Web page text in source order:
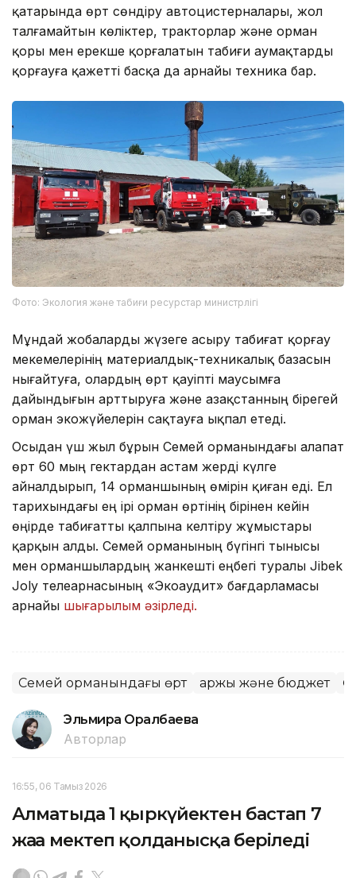
қатарында өрт сөндіру автоцистерналары, жол
талғамайтын көліктер, тракторлар және орман
қоры мен ерекше қорғалатын табиғи аумақтарды
қорғауға қажетті басқа да арнайы техника бар.
Фото: Экология және табиғи ресурстар министрлігі
Мұндай жобаларды жүзеге асыру табиғат қорғау
мекемелерінің материалдық-техникалық базасын
нығайтуға, олардың өрт қауіпті маусымға
дайындығын арттыруға және Қазақстанның бірегей
орман экожүйелерін сақтауға ықпал етеді.
Осыдан үш жыл бұрын Семей орманындағы алапат
өрт 60 мың гектардан астам жерді күлге
айналдырып, 14 орманшының өмірін қиған еді. Ел
тарихындағы ең ірі орман өртінің бірінен кейін
өңірде табиғатты қалпына келтіру жұмыстары
қарқын алды. Семей орманының бүгінгі тынысы
мен орманшылардың жанкешті еңбегі туралы Jibek
Joly телеарнасының «Экоаудит» бағдарламасы
арнайы шығарылым әзірледі.
Семей орманындағы өрт Қаржы және бюджет
Эльмира Оралбаева
Авторлар
16:55, 06 Тамыз 2026
Алматыда 1 қыркүйектен бастап 7
жаңа мектеп қолданысқа беріледі